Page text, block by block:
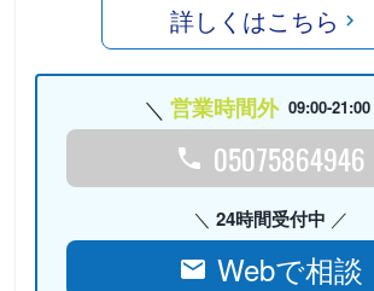
詳しくはこちら
営業時間外 09:00-21:00
05075864946
24時間受付中
Webで相談